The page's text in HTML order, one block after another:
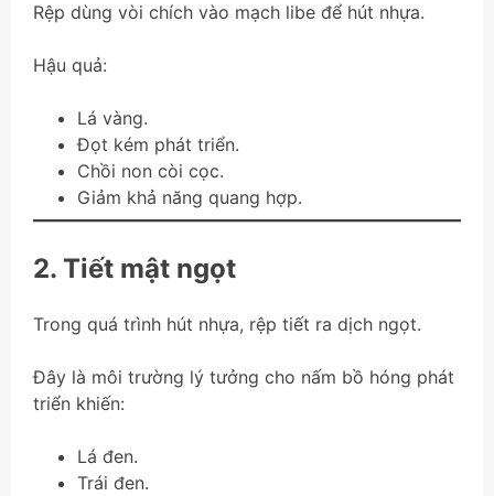
Rệp dùng vòi chích vào mạch libe để hút nhựa.
Hậu quả:
Lá vàng.
Đọt kém phát triển.
Chồi non còi cọc.
Giảm khả năng quang hợp.
2. Tiết mật ngọt
Trong quá trình hút nhựa, rệp tiết ra dịch ngọt.
Đây là môi trường lý tưởng cho nấm bồ hóng phát
triển khiến:
Lá đen.
Trái đen.